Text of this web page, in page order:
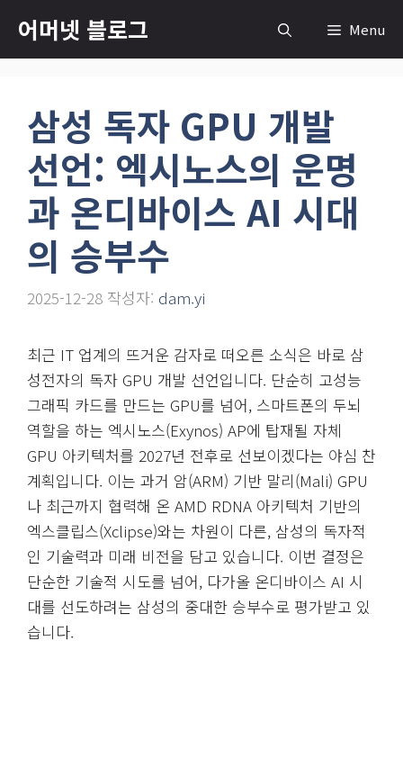
츠
어머넷 블로그 Menu
삼성 독자 GPU 개발
선언: 엑시노스의 운명
과 온디바이스 AI 시대
의 승부수
2025-12-28 작성자: dam.yi
최근 IT 업계의 뜨거운 감자로 떠오른 소식은 바로 삼
성전자의 독자 GPU 개발 선언입니다. 단순히 고성능
그래픽 카드를 만드는 GPU를 넘어, 스마트폰의 두뇌
역할을 하는 엑시노스(Exynos) AP에 탑재될 자체
GPU 아키텍처를 2027년 전후로 선보이겠다는 야심 찬
계획입니다. 이는 과거 암(ARM) 기반 말리(Mali) GPU
나 최근까지 협력해 온 AMD RDNA 아키텍처 기반의
엑스클립스(Xclipse)와는 차원이 다른, 삼성의 독자적
인 기술력과 미래 비전을 담고 있습니다. 이번 결정은
단순한 기술적 시도를 넘어, 다가올 온디바이스 AI 시
대를 선도하려는 삼성의 중대한 승부수로 평가받고 있
습니다.